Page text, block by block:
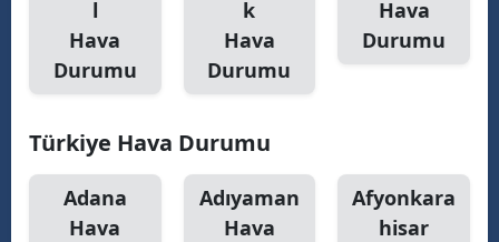
Samsun
Sivas
Tekirdağ
l
Hava
Durumu
k
Hava
Durumu
Hava
Durumu
Türkiye Hava Durumu
Adana
Hava
Adıyaman
Hava
Afyonkara
hisar